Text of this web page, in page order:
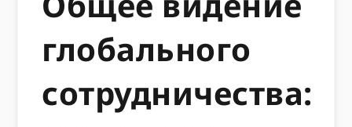
глобального
сотрудничества: